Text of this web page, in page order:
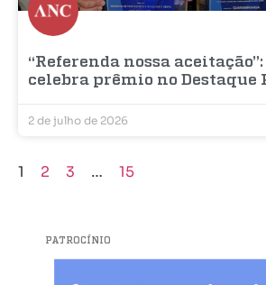
“Referenda nossa
celebra prêmio no Destaque
2 de julho de 2026
1 2 3 … 15
PATROCÍNIO